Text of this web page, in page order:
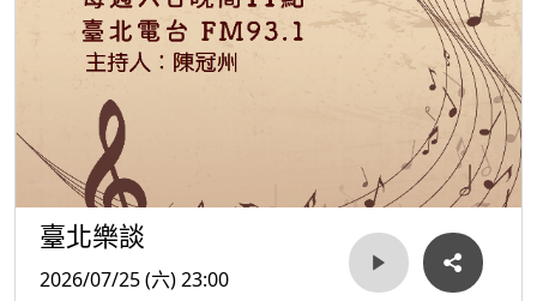
臺北樂談
2026/07/25 (六) 23:00